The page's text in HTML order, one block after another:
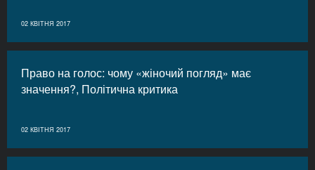
02 КВІТНЯ 2017
Право на голос: чому «жіночий погляд» має
значення?, Політична критика
02 КВІТНЯ 2017